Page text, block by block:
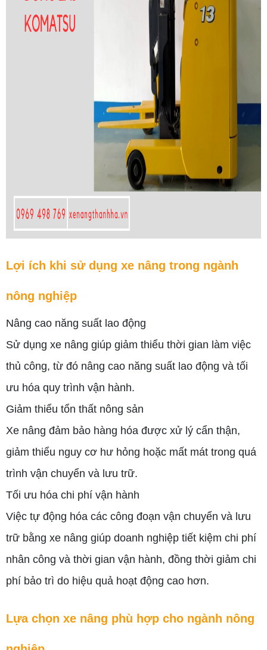
Lợi ích khi sử dụng xe nâng trong ngành
nông nghiệp
Nâng cao năng suất lao động
Sử dụng xe nâng giúp giảm thiểu thời gian làm việc
thủ công, từ đó nâng cao năng suất lao động và tối
ưu hóa quy trình vận hành.
Giảm thiểu tổn thất nông sản
Xe nâng đảm bảo hàng hóa được xử lý cẩn thận,
giảm thiểu nguy cơ hư hỏng hoặc mất mát trong quá
trình vận chuyển và lưu trữ.
Tối ưu hóa chi phí vận hành
Việc tự động hóa các công đoạn vận chuyển và lưu
trữ bằng xe nâng giúp doanh nghiệp tiết kiệm chi phí
nhân công và thời gian vận hành, đồng thời giảm chi
phí bảo trì do hiệu quả hoạt động cao hơn.
Lựa chọn xe nâng phù hợp cho ngành nông